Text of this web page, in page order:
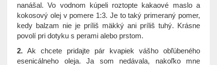
nanášal. Vo vodnom kúpeli roztopte kakaové maslo a
kokosový olej v pomere 1:3. Je to taký primeraný pomer,
kedy balzam nie je príliš mäkký ani príliš tuhý. Krásne
povolí pri dotyku s perami alebo prstom.
2. Ak chcete pridajte pár kvapiek vášho obľúbeného
esenicálneho oleja. Ja som nedávala, nakoľko mne